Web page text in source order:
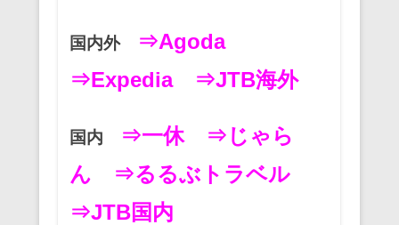
国内外
⇒Agoda
⇒Expedia
⇒JTB海外
国内 ⇒一休
⇒じゃら
ん
⇒るるぶトラベル
⇒JTB国内